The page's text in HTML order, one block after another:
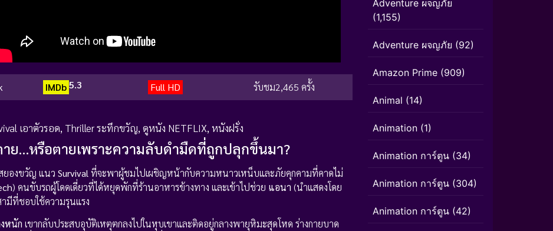
IMDb 5.3 Full HD รับชม2,465 ครั้ง
เอาตัวรอด, Thriller ระทึกขวัญ, ดูหนัง NETFLIX, หนังฝรั่ง
าย…หรือตายเพราะความลับดำมืดที่ถูกปลุกขึ้นมา?
องขวัญ แนว Survival ที่จะพาผู้ชมไปเผชิญหน้ากับความหนาวเหน็บและภัยคุกคามที่คาดไม่
) คนขับรถผู้โดดเดี่ยวที่ได้หยุดพักที่ร้านอาหารข้างทาง และเข้าไปช่วย แอนา (นำแสดงโดย
มีที่ชอบใช้ความรุนแรง
หนัก เขากลับประสบอุบัติเหตุตกลงไปในหุบเขาและติดอยู่กลางพายุหิมะสุดโหด ร่างกายบาด
Adventure ผจญภัย
(1,155)
Adventure ผจญภัย (92)
Amazon Prime (909)
Animal (14)
Animation (1)
Animation การ์ตูน (34)
Animation การ์ตูน (304)
Animation การ์ตูน (42)